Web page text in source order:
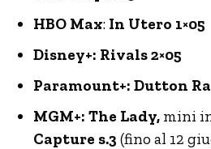
HBO Max: In Utero 1×05
Disney+: Rivals 2×05
Paramount+: Dutton
MGM+: The Lady, mini
Capture s.3 (fino al 12